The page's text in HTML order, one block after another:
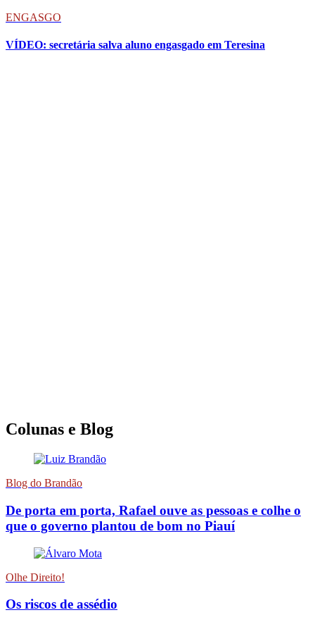
ENGASGO
VÍDEO: secretária salva aluno engasgado em Teresina
Colunas e Blog
Blog do Brandão
De porta em porta, Rafael ouve as pessoas e colhe o
que o governo plantou de bom no Piauí
Olhe Direito!
Os riscos de assédio